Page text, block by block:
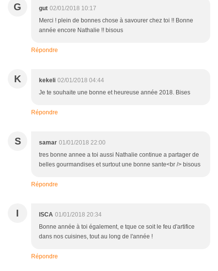
G gut 02/01/2018 10:17
Merci ! plein de bonnes chose à savourer chez toi !! Bonne
année encore Nathalie !! bisous
Répondre
K kekeli 02/01/2018 04:44
Je te souhaite une bonne et heureuse année 2018. Bises
Répondre
S samar 01/01/2018 22:00
tres bonne annee a toi aussi Nathalie continue a partager de
belles gourmandises et surtout une bonne sante<br /> bisous
Répondre
I ISCA 01/01/2018 20:34
Bonne année à toi également, e tque ce soit le feu d'artifice
dans nos cuisines, tout au long de l'année !
Répondre